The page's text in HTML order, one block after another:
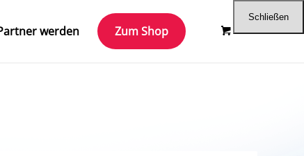
werden Zum Shop
Schließen